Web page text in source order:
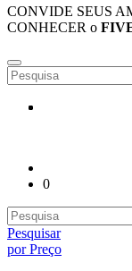
CONVIDE SEUS
CONHECER o
0
Pesquisar
por Preço